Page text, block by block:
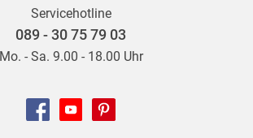
Servicehotline
089 - 30 75 79 03
Mo. - Sa. 9.00 - 18.00 Uhr